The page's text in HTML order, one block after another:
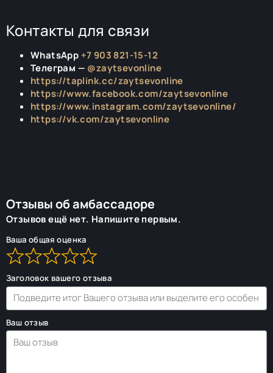
Контакты для связи
WhatsApp +7 903 821-15-12
Телеграм — @zaytsevonline
https://taplink.cc/zaytsevonline
https://www.facebook.com/zaytsevonline
https://www.instagram.com/zaytsevonline/
https://vk.com/zaytsevonline
Отзывы об амбассадоре
Отзывов ещё нет. Напишите первым.
Ваша общая оценка
Заголовок вашего отзыва
Ваш отзыв